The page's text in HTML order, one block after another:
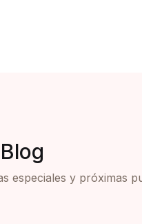
especiales y próximas